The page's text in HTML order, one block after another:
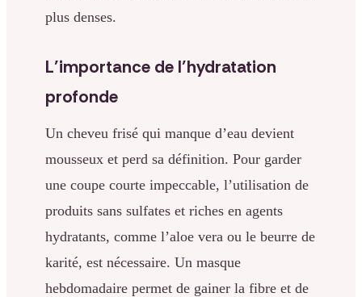
plus denses.
L’importance de l’hydratation
profonde
Un cheveu frisé qui manque d’eau devient
mousseux et perd sa définition. Pour garder
une coupe courte impeccable, l’utilisation de
produits sans sulfates et riches en agents
hydratants, comme l’aloe vera ou le beurre de
karité, est nécessaire. Un masque
hebdomadaire permet de gainer la fibre et de